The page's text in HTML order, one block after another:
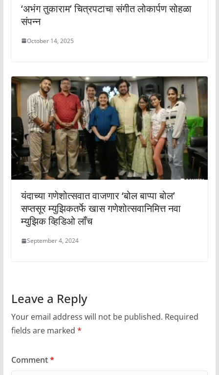
‘अभंग तुकाराम’ चित्रपटाचा संगीत लोकार्पण सोहळा
संपन्न
October 14, 2025
यंदाच्या गणेशोत्सवात वाजणार ‘बोल बाप्पा बोल’
सप्तसूर म्युझिकतर्फे खास गणेशोत्सवानिमित्त नवा
म्युझिक व्हिडिओ लाँच
September 4, 2024
Leave a Reply
Your email address will not be published. Required
fields are marked *
Comment*